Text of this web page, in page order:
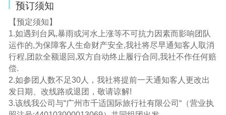
预订须知
【预定须知】
1.如遇到台风,暴雨或河水上涨等不可抗力因素而影响团队
运作的,为保障客人生命财产安全,我社将尽早通知客人取消
行程,团款全额退回,双方自动终止履行合同,我社不作任何赔
偿.
2.如参团人数不足30人，我社将提前一天通知客人更改出
发日期、改线路或退团，敬请谅解!
3.该线我公司与“广州市千适国际旅行社有限公司“（营业执